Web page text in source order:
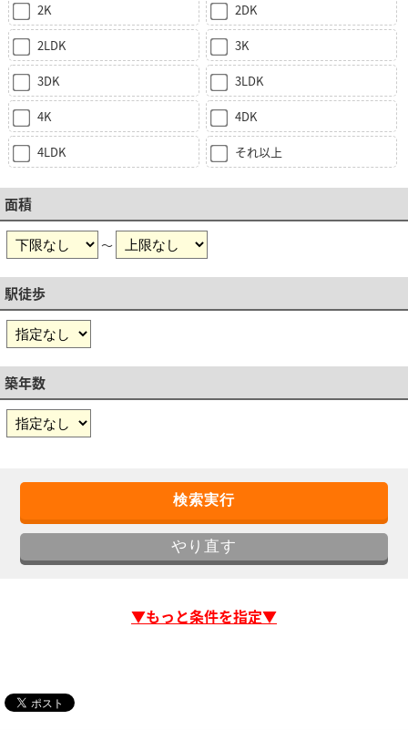
2K 2DK
2LDK 3K
3DK 3LDK
4K 4DK
4LDK それ以上
面積
～
駅徒歩
築年数
▼もっと条件を指定▼